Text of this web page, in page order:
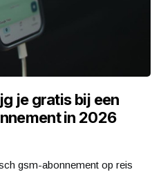
je gratis bij een
in 2026
gsm-abonnement op reis